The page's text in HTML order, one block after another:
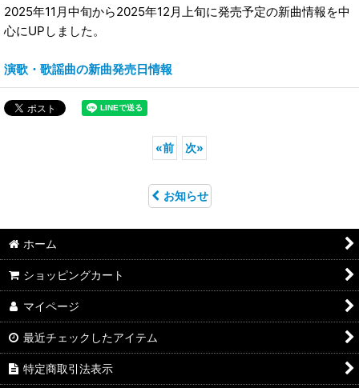
2025年11月中旬から2025年12月上旬に発売予定の新曲情報を中
心にUPしました。
演歌・歌謡曲の新曲発売日情報
«前 次»
お知らせ
ホーム
ショッピングカート
マイページ
最近チェックしたアイテム
特定商取引法表示